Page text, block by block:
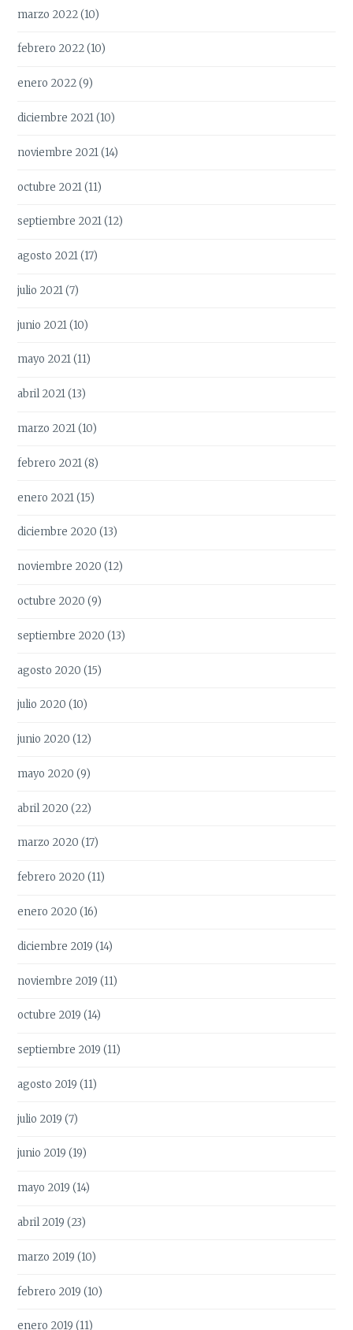
marzo 2022(10)
febrero 2022(10)
enero 2022(9)
diciembre 2021(10)
noviembre 2021(14)
octubre 2021(11)
septiembre 2021(12)
agosto 2021(17)
julio 2021(7)
junio 2021(10)
mayo 2021(11)
abril 2021(13)
marzo 2021(10)
febrero 2021(8)
enero 2021(15)
diciembre 2020 (13)
noviembre 2020 (12)
octubre 2020 (9)
septiembre 2020 (13)
agosto 2020 (15)
julio 2020 (10)
junio 2020 (12)
mayo 2020 (9)
abril 2020 (22)
marzo 2020 (17)
febrero 2020 (11)
enero 2020 (16)
diciembre 2019 (14)
noviembre 2019 (11)
octubre 2019 (14)
septiembre 2019 (11)
agosto 2019 (11)
julio 2019 (7)
junio 2019 (19)
mayo 2019 (14)
abril 2019 (23)
marzo 2019 (10)
febrero 2019 (10)
enero 2019 (11)